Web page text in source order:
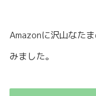
Amazonに沢山なた
みました。